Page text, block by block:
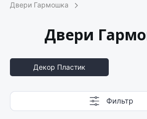
Двери Гармошка
Двери
Декор Пластик
Фильтр